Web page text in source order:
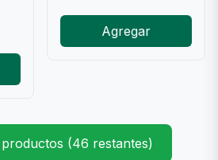
Agregar
(46 restantes)